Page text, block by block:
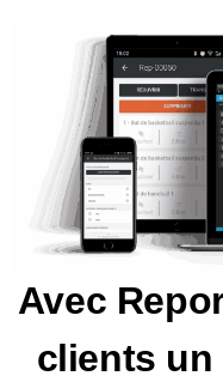
Avec
clients un